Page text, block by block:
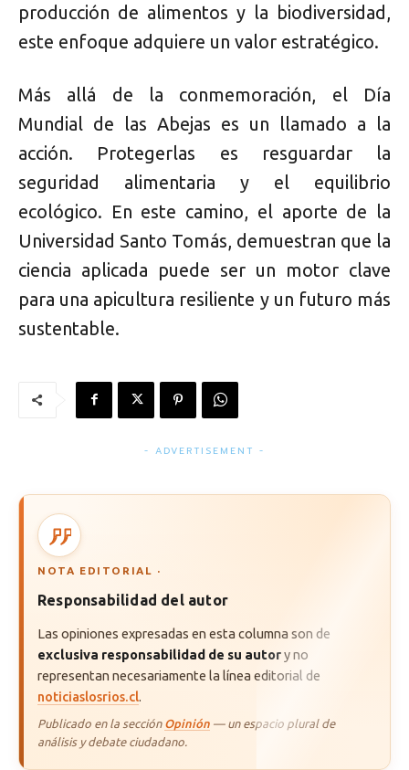
producción de alimentos y la biodiversidad,
este enfoque adquiere un valor estratégico.
Más allá de la conmemoración, el Día
Mundial de las Abejas es un llamado a la
acción. Protegerlas es resguardar la
seguridad alimentaria y el equilibrio
ecológico. En este camino, el aporte de la
Universidad Santo Tomás, demuestran que la
ciencia aplicada puede ser un motor clave
para una apicultura resiliente y un futuro más
sustentable.
- ADVERTISEMENT -
NOTA EDITORIAL ·
Responsabilidad del autor
Las opiniones expresadas en esta columna son de
exclusiva responsabilidad de su autory no
representan necesariamente la línea editorial de
noticiaslosrios.cl.
Publicado en la sección Opinión — un espacio plural de
análisis y debate ciudadano.